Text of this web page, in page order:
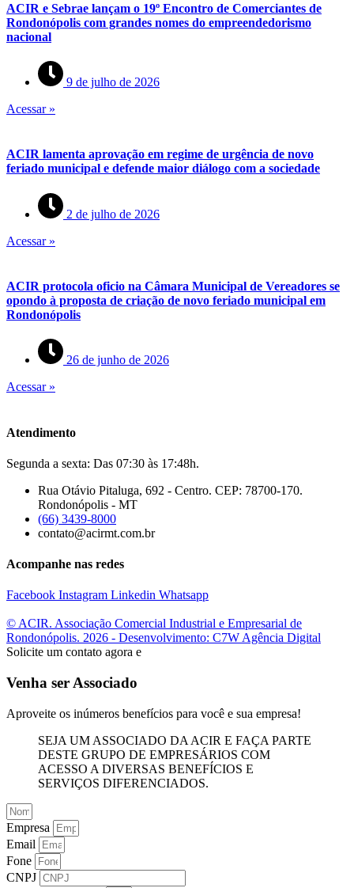
ACIR e Sebrae lançam o 19º Encontro de Comerciantes de
Rondonópolis com grandes nomes do empreendedorismo
nacional
9 de julho de 2026
Acessar »
ACIR lamenta aprovação em regime de urgência de novo
feriado municipal e defende maior diálogo com a sociedade
2 de julho de 2026
Acessar »
ACIR protocola oficio na Câmara Municipal de Vereadores se
opondo à proposta de criação de novo feriado municipal em
Rondonópolis
26 de junho de 2026
Acessar »
Atendimento
Segunda a sexta: Das 07:30 às 17:48h.
Rua Otávio Pitaluga, 692 - Centro. CEP: 78700-170.
Rondonópolis - MT
(66) 3439-8000
contato@acirmt.com.br
Acompanhe nas redes
Facebook Instagram Linkedin Whatsapp
© ACIR. Associação Comercial Industrial e Empresarial de
Rondonópolis. 2026 - Desenvolvimento: C7W Agência Digital
Solicite um contato agora e
Venha ser Associado
Aproveite os inúmeros benefícios para você e sua empresa!
SEJA UM ASSOCIADO DA ACIR E FAÇA PARTE
DESTE GRUPO DE EMPRESÁRIOS COM
ACESSO A DIVERSAS BENEFÍCIOS E
SERVIÇOS DIFERENCIADOS.
Empresa
Email
Fone
CNPJ